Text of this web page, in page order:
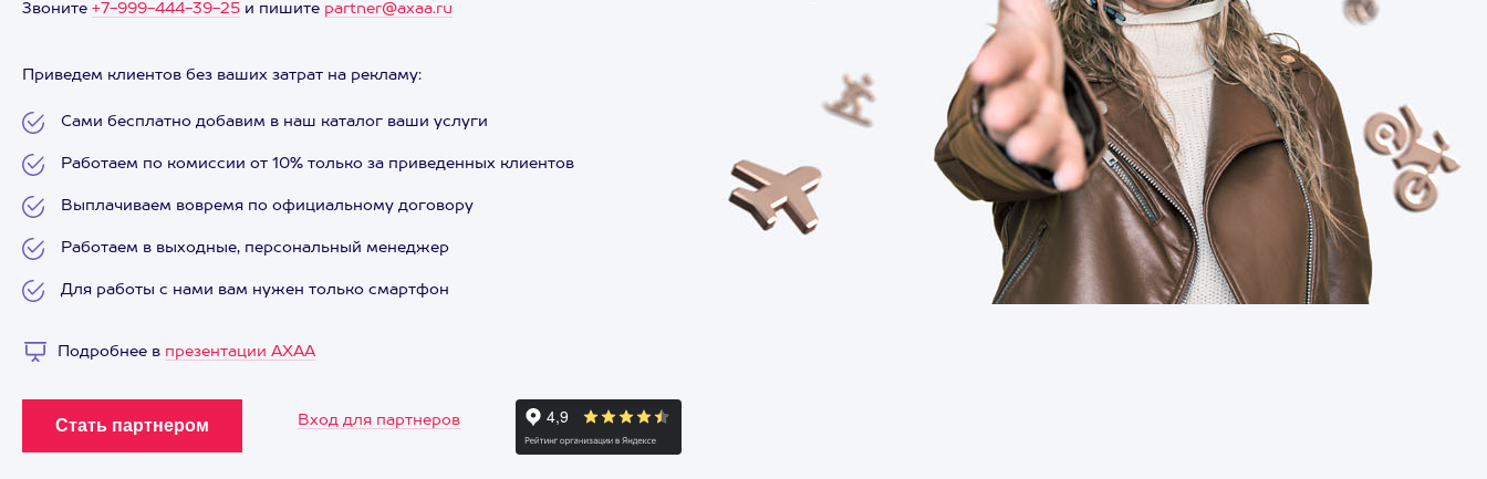
Звоните +7-999-444-39-25 и пишите partner@axaa.ru
Приведем клиентов без ваших затрат на рекламу:
Сами бесплатно добавим в наш каталог ваши услуги
Работаем по комиссии от 10% только за приведенных клиентов
Выплачиваем вовремя по официальному договору
Работаем в выходные, персональный менеджер
Для работы с нами вам нужен только смартфон
Подробнее в презентации АХАА
Вход для партнеров